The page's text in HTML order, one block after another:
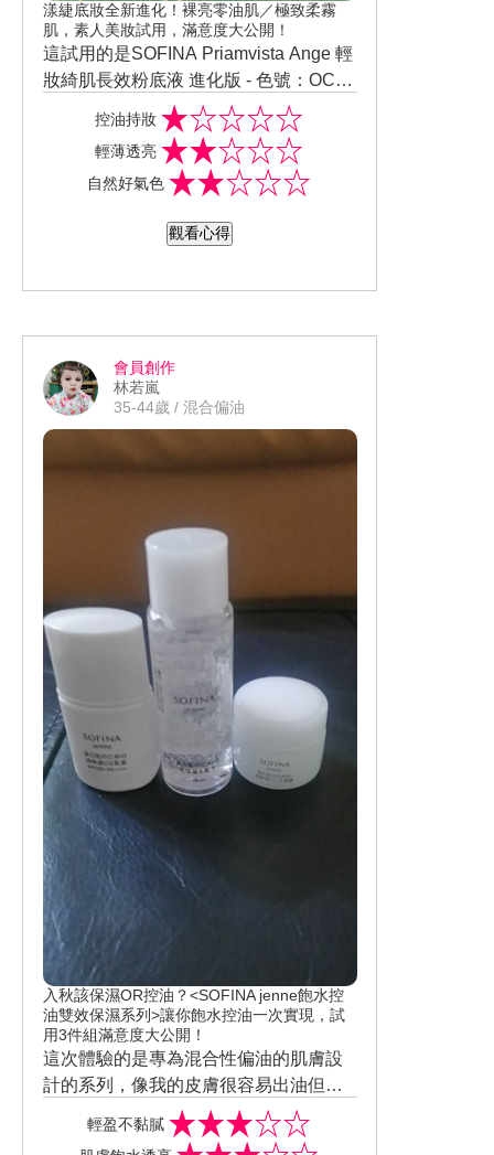
漾緁底妝全新進化！裸亮零油肌／極致柔霧
肌，素人美妝試用，滿意度大公開！
這試用的是SOFINA Priamvista Ange 輕
妝綺肌長效粉底液 進化版 - 色號：OC03
自然明亮色，這次顏色是比較接近我的
皮膚的顏色再深一點…不過…還蠻貼切
我皮膚不會過於死白跟過黑，但不知道
是不是換季的關係還是加強控油的關
也沒有舊版妝感服貼，雖然我的臉上有
下午照鏡子跟一個網友一樣…我全臉會
的關係
控油持妝
輕薄透亮
自然好氣色
觀看心得
會員創作
林若嵐
35-44歲 / 混合偏油
入秋該保濕OR控油？<SOFINA jenne飽水控
油雙效保濕系列>讓你飽水控油一次實現，試
用3件組滿意度大公開！
這次體驗的是專為混合性偏油的肌膚設
計的系列，像我的皮膚很容易出油但也
很不好上妝會出油脫妝，但有時候也會
因為乾燥不容易上妝…浮粉，這次很高
輕盈不黏膩